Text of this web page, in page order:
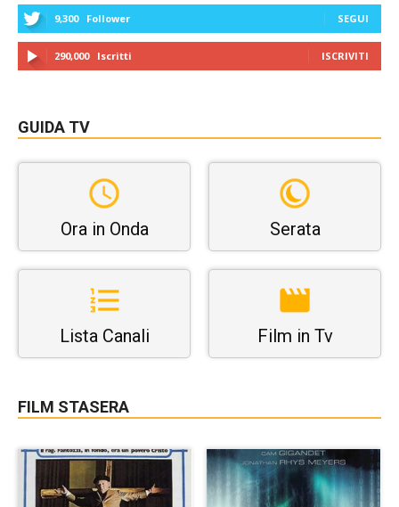
9,300 Follower SEGUI
290,000 Iscritti ISCRIVITI
GUIDA TV
Ora in Onda Serata
Lista Canali Film in Tv
FILM STASERA